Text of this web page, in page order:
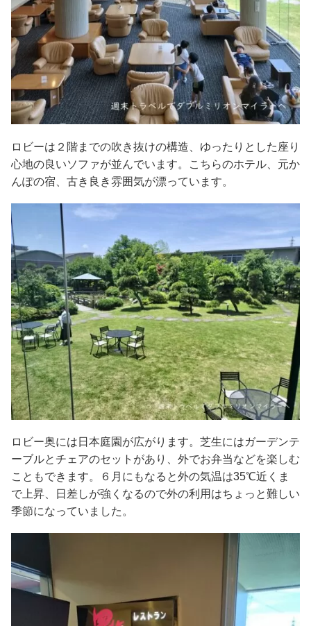
ロビーは２階までの吹き抜けの構造、ゆったりとした座り
心地の良いソファが並んでいます。こちらのホテル、元か
んぽの宿、古き良き雰囲気が漂っています。
ロビー奥には日本庭園が広がります。芝生にはガーデンテ
ーブルとチェアのセットがあり、外でお弁当などを楽しむ
こともできます。６月にもなると外の気温は35℃近くま
で上昇、日差しが強くなるので外の利用はちょっと難しい
季節になっていました。